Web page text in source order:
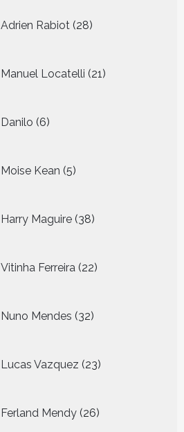
Adrien Rabiot 28
producten
Manuel Locatelli 21
producten
Danilo 6
producten
Moise Kean 5
producten
Harry Maguire 38
producten
Vitinha Ferreira 22
producten
Nuno Mendes 32
producten
Lucas Vazquez 23
producten
Ferland Mendy 26
producten